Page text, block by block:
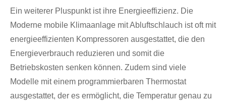
Ein weiterer Pluspunkt ist ihre Energieeffizienz. Die
Moderne mobile Klimaanlage mit Abluftschlauch ist oft mit
energieeffizienten Kompressoren ausgestattet, die den
Energieverbrauch reduzieren und somit die
Betriebskosten senken können. Zudem sind viele
Modelle mit einem programmierbaren Thermostat
ausgestattet, der es ermöglicht, die Temperatur genau zu